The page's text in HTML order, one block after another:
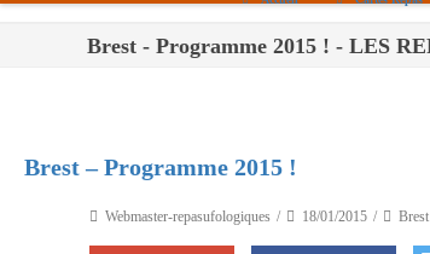
Brest - Programme 2015 ! - LES
Brest – Programme 2015 !
Webmaster-repasufologiques 18/01/2015 Brest